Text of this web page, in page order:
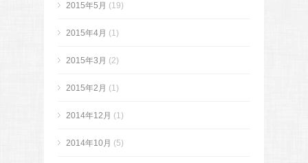
2015年5月 (19)
2015年4月 (1)
2015年3月 (2)
2015年2月 (1)
2014年12月 (1)
2014年10月 (5)